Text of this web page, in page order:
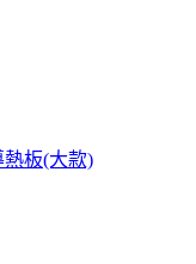
板(大款)